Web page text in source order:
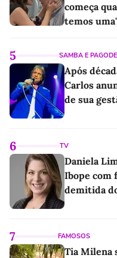
começa
temos uma'
5 SAMBA E PAGODE
Após
Carlos
de sua
6 TV
Daniela
Ibope com
demitida
7 FAMOSOS
Tia Milena